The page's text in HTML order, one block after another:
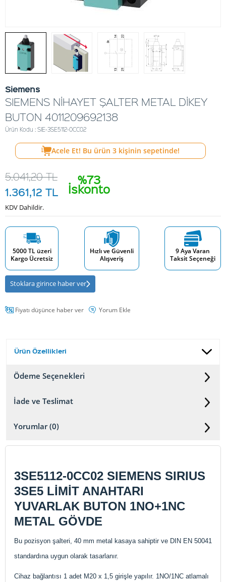
Siemens
SIEMENS NİHAYET ŞALTER METAL DİKEY
BUTON 4011209692138
Ürün Kodu : SIE-3SE5112-0CC02
Acele Et! Bu ürün 3 kişinin sepetinde!
%73
İskonto
5.041,20TL
1.361,12 TL
KDV Dahildir.
5000 TL üzeri
Kargo Ücretsiz
Hızlı ve Güvenli
Alışveriş
9 Aya Varan
Taksit Seçeneği
Stoklara girince haber ver
Fiyatı düşünce haber ver Yorum Ekle
Ürün Özellikleri
Ödeme Seçenekleri
İade ve Teslimat
Yorumlar (0)
3SE5112-0CC02 SIEMENS SIRIUS
3SE5 LİMİT ANAHTARI
YUVARLAK BUTON 1NO+1NC
METAL GÖVDE
Bu pozisyon şalteri, 40 mm metal kasaya sahiptir ve DIN EN 50041
standardına uygun olarak tasarlanır.
Cihaz bağlantısı 1 adet M20 x 1,5 girişle yapılır. 1NO/1NC atlamalı